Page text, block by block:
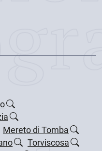
Mereto di Tomba
Torviscosa